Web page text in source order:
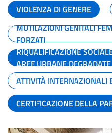
VIOLENZA DI GENERE
MUTILAZIONI GENITALI
FORZATI
RIQUALIFICAZIONE
AREE URBANE DEGRADATE
ATTIVITÀ INTERNAZIONALI
CERTIFICAZIONE DELLA